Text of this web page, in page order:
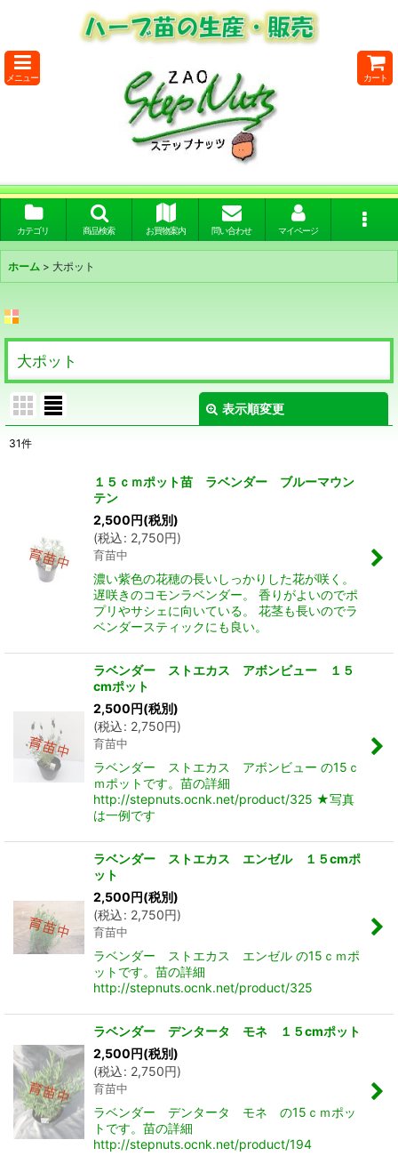
メニュー カート
カテゴリ 商品検索 お買物案内 問い合わせ マイページ
ホーム > 大ポット
大ポット
表示順変更
在庫あり
絞り込む
31件
１５ｃｍポット苗 ラベンダー ブルーマウン
テン
2,500円(税別)
(税込: 2,750円)
育苗中
濃い紫色の花穂の長いしっかりした花が咲く。
遅咲きのコモンラベンダー。 香りがよいのでポ
プリやサシェに向いている。 花茎も長いのでラ
ベンダースティックにも良い。
ラベンダー ストエカス アボンビュー １５
cmポット
2,500円(税別)
(税込: 2,750円)
育苗中
ラベンダー ストエカス アボンビュー の15ｃ
ｍポットです。苗の詳細
http://stepnuts.ocnk.net/product/325 ★写真
は一例です
ラベンダー ストエカス エンゼル １５cmポ
ット
2,500円(税別)
(税込: 2,750円)
育苗中
ラベンダー ストエカス エンゼル の15ｃｍポ
ットです。苗の詳細
http://stepnuts.ocnk.net/product/325
ラベンダー デンタータ モネ １５cmポット
2,500円(税別)
(税込: 2,750円)
育苗中
ラベンダー デンタータ モネ の15ｃｍポッ
トです。苗の詳細
http://stepnuts.ocnk.net/product/194